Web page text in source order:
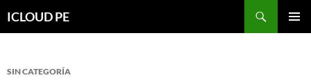
hacia
ICLOUD PE
SIN CATEGORÍA